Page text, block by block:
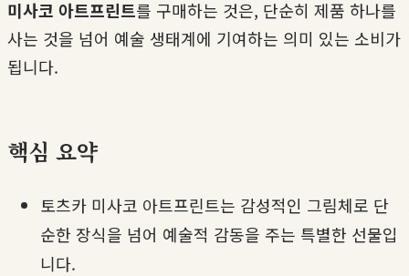
미사코 아트프린트를 구매하는 것은, 단순히 제품 하나를
사는 것을 넘어 예술 생태계에 기여하는 의미 있는 소비가
됩니다.
핵심 요약
토츠카 미사코 아트프린트는 감성적인 그림체로 단
순한 장식을 넘어 예술적 감동을 주는 특별한 선물입
니다.